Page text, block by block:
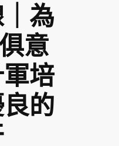
為
意
培
的